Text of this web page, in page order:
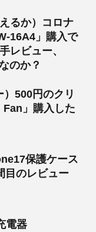
るか）コロナ
16A4」購入で
レビュー、
のか？
）500円のクリ
」購入した
保護ケース
目のレビュー
電器